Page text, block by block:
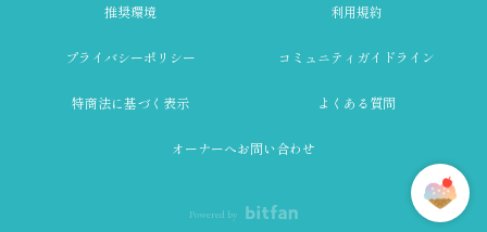
1ヶ月前
笑
ー！ワンチャン起きたら参加しますねー👍🏻
推奨環境 利用規約
プライバシーポリシー コミュニティガイドライン
特商法に基づく表示 よくある質問
オーナーへお問い合わせ
Powered by